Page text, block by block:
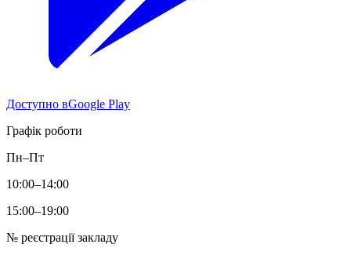
Доступно вGoogle Play
Графік роботи
Пн–Пт
10:00–14:00
15:00–19:00
№ реєстрації закладу